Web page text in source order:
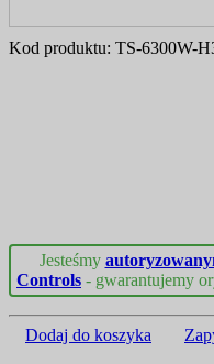
Kod produktu: TS-6300W-
Jesteśmy
Controls - gwarantujemy
Dodaj do koszyka